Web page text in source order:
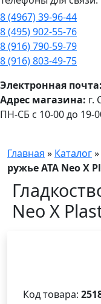
8 (4967) 39-96-44
8 (495) 902-55-76
8 (916) 790-59-79
8 (916) 803-49-75
ПН-СБ с 10-00 до 19-
Электронная почта:
Адрес магазина: г.
Главная » Каталог»
ружье ATA Neo X
Neo X
Код товара: